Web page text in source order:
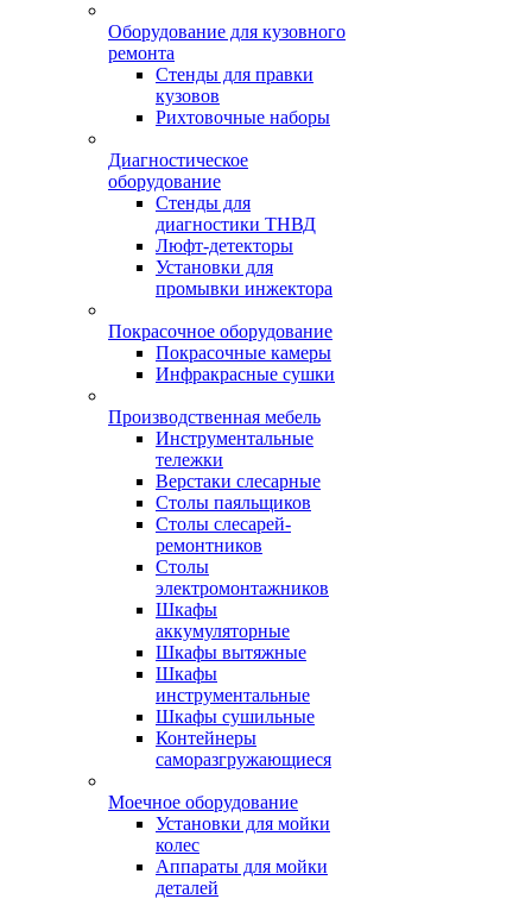
Оборудование для кузовного
ремонта
Стенды для правки
кузовов
Рихтовочные наборы
Диагностическое
оборудование
Стенды для
диагностики ТНВД
Люфт-детекторы
Установки для
промывки инжектора
Покрасочное оборудование
Покрасочные камеры
Инфракрасные сушки
Производственная мебель
Инструментальные
тележки
Верстаки слесарные
Столы паяльщиков
Столы слесарей-
ремонтников
Столы
электромонтажников
Шкафы
аккумуляторные
Шкафы вытяжные
Шкафы
инструментальные
Шкафы сушильные
Контейнеры
саморазгружающиеся
Моечное оборудование
Установки для мойки
колес
Аппараты для мойки
деталей